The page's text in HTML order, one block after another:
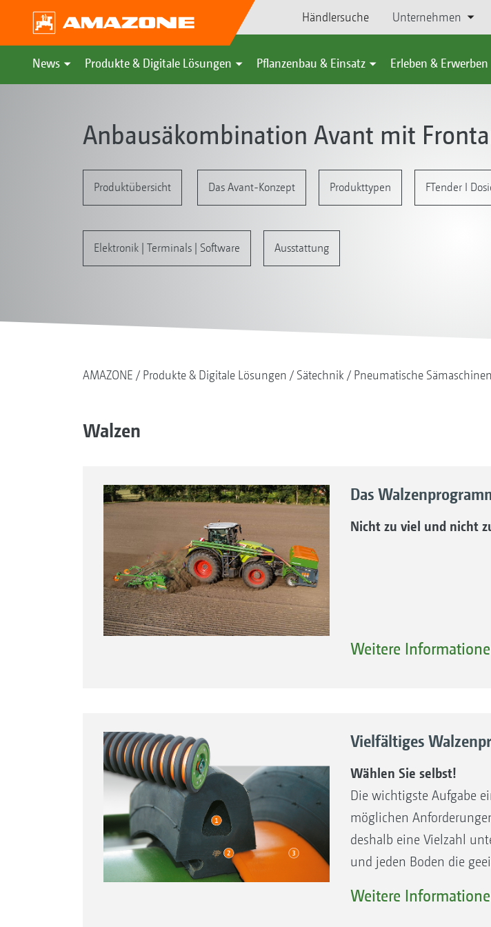
Händlersuche Unternehmen
News Produkte & Digitale Lösungen Pflanzenbau & Einsatz Erleben & Erwerben
Anbausäkombination Avant mit
Produktübersicht Das Avant-Konzept Produkttypen FTender I
Elektronik | Terminals | Software Ausstattung
AMAZONE Produkte & Digitale Lösungen Sätechnik Pneumatische Sämaschinen
Walzen
Das
Nicht zu viel und nicht
mm ∅
Tragfähigkeit wird auf
zu tiefes Einsinken der
Gute Tragfähigkeit
Streifenweises
Ausreichend Feinerde
Serienmäßig
Weitere
Vielfältiges
Wählen Sie selbst!
Die wichtigste Aufgabe
möglichen
deshalb eine Vielzahl
und jeden Boden die
getragen und somit eine
Weitere